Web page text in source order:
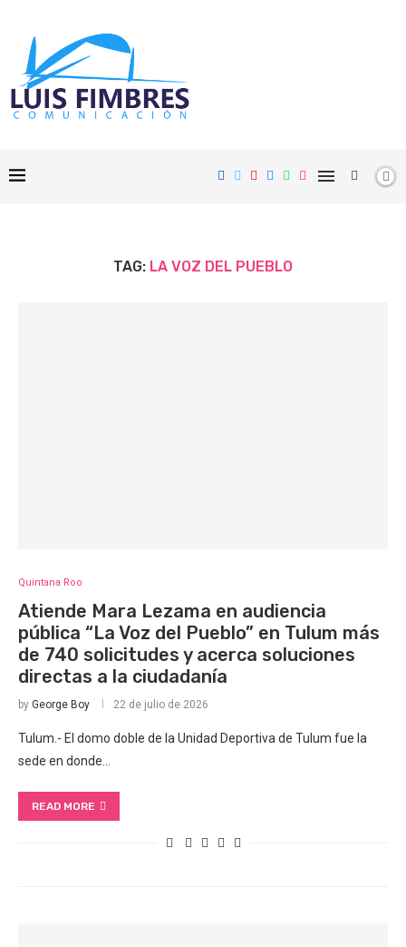
TAG: LA VOZ DEL PUEBLO
Quintana Roo
Atiende Mara Lezama en audiencia
pública “La Voz del Pueblo” en Tulum más
de 740 solicitudes y acerca soluciones
directas a la ciudadanía
by George Boy 22 de julio de 2026
Tulum.- El domo doble de la Unidad Deportiva de Tulum fue la
sede en donde…
READ MORE